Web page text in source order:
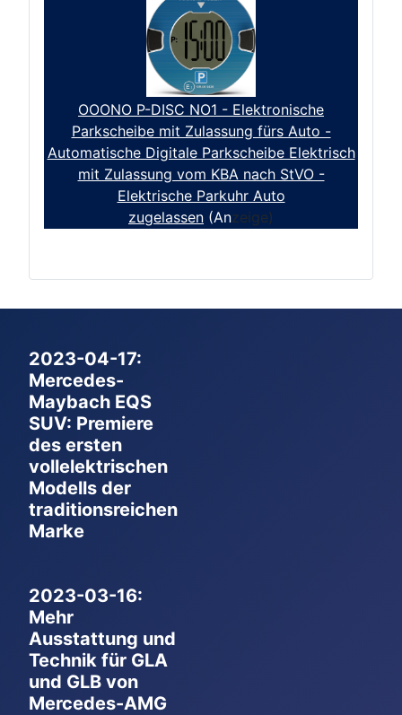
OOONO P-DISC NO1 - Elektronische
Parkscheibe mit Zulassung fürs Auto -
Automatische Digitale Parkscheibe Elektrisch
mit Zulassung vom KBA nach StVO -
Elektrische Parkuhr Auto
zugelassen (Anzeige)
2023-04-17:
Mercedes-
Maybach EQS
SUV: Premiere
des ersten
vollelektrischen
Modells der
traditionsreichen
Marke
2023-03-16:
Mehr
Ausstattung und
Technik für GLA
und GLB von
Mercedes-AMG